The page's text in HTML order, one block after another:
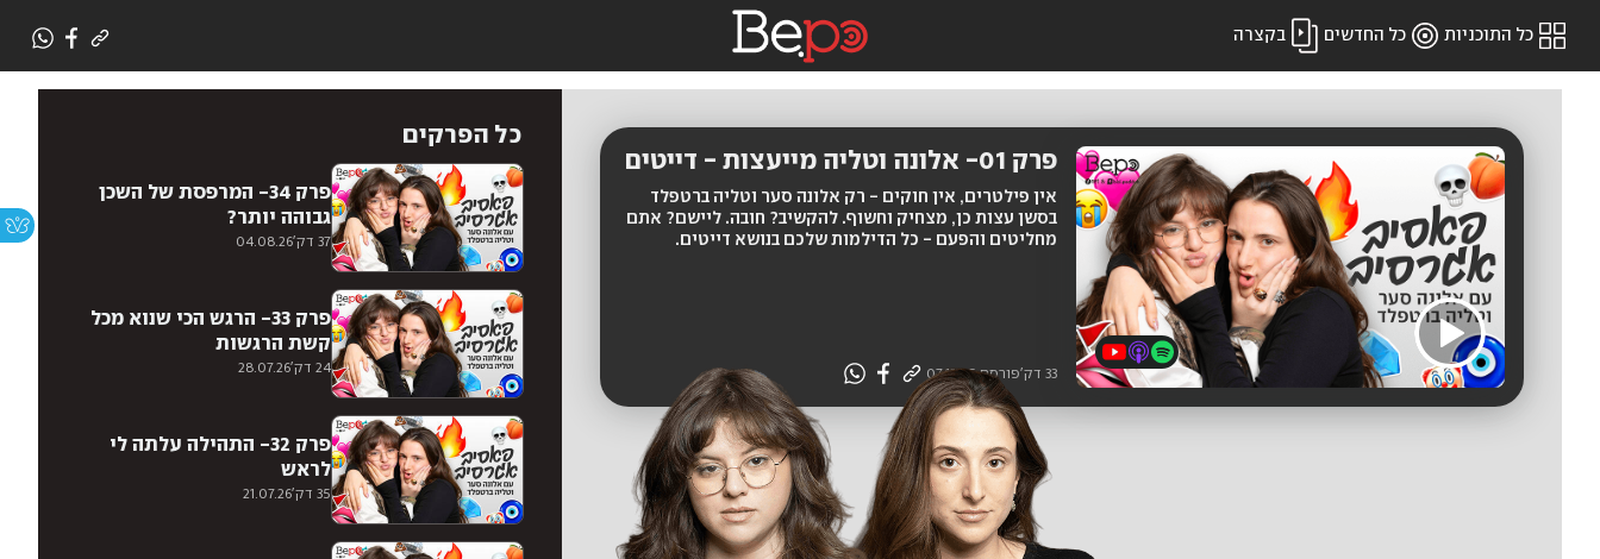
כל התוכניות כל החדשים בקצרה
כל הפרקים
37 דק' 04.08.26
פרק 34- המרפסת של השכן
גבוהה יותר?
24 דק' 28.07.26
פרק 33- הרגש הכי שנוא מכל
קשת הרגשות
35 דק' 21.07.26
פרק 32- התהילה עלתה לי
לראש
פרק 01- אלונה וטליה מייעצות - דייטים
אין פילטרים, אין חוקים - רק אלונה סער וטליה ברטפלד
בסשן עצות כן, מצחיק וחשוף. להקשיב? חובה. ליישם? אתם
מחליטים והפעם - כל הדילמות שלכם בנושא דייטים.
33 דק' פורסם07.12.25